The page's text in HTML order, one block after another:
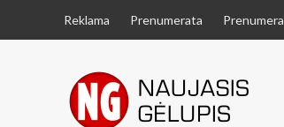
Reklama Prenumerata